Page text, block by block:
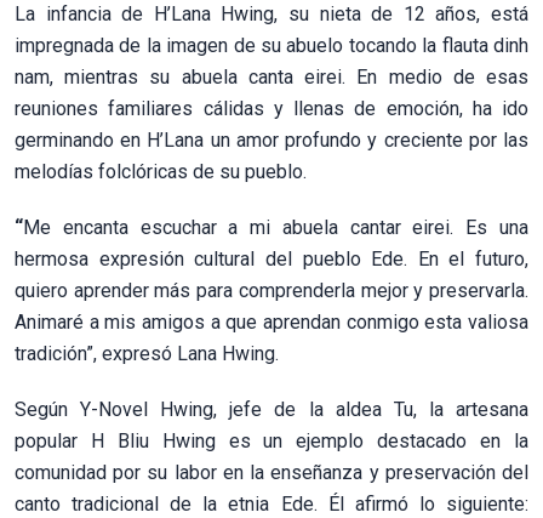
La infancia de H’Lana Hwing, su nieta de 12 años, está
impregnada de la imagen de su abuelo tocando la flauta dinh
nam, mientras su abuela canta eirei. En medio de esas
reuniones familiares cálidas y llenas de emoción, ha ido
germinando en H’Lana un amor profundo y creciente por las
melodías folclóricas de su pueblo.
“Me encanta escuchar a mi abuela cantar eirei. Es una
hermosa expresión cultural del pueblo Ede. En el futuro,
quiero aprender más para comprenderla mejor y preservarla.
Animaré a mis amigos a que aprendan conmigo esta valiosa
tradición”, expresó Lana Hwing.
Según Y-Novel Hwing, jefe de la aldea Tu, la artesana
popular H Bliu Hwing es un ejemplo destacado en la
comunidad por su labor en la enseñanza y preservación del
canto tradicional de la etnia Ede. Él afirmó lo siguiente: